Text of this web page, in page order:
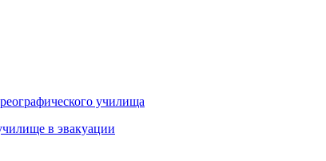
училища
в эвакуации